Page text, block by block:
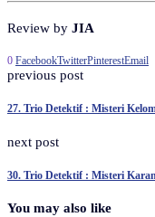
Review by JIA
0 FacebookTwitterPinterestEmail
previous post
27. Trio Detektif : Misteri
next post
30. Trio Detektif : Misteri
You may also like